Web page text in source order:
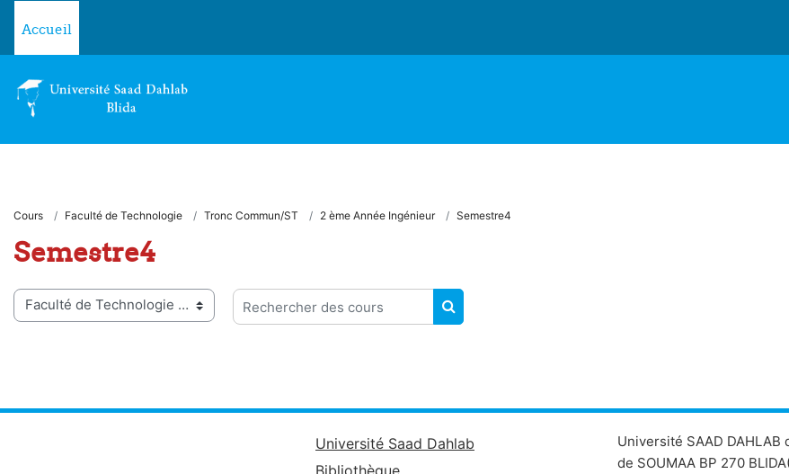
Accueil
Cours Faculté de Technologie Tronc Commun/ST 2 ème Année Ingénieur Semestre4
Semestre4
de cours
Rechercher des cours
RECHERCHER DES COURS
Université Saad Dahlab
Bibliothèque
Université SAAD DAHLAB
de SOUMAA BP 270